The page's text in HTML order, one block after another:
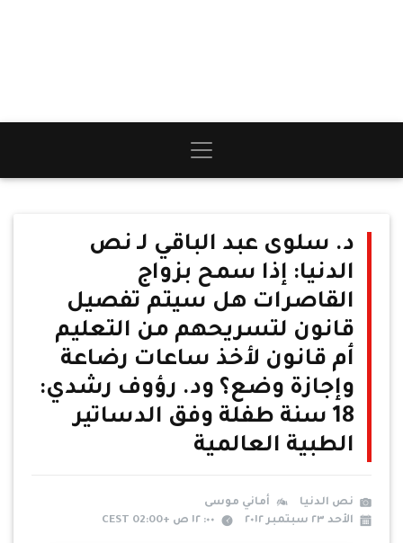
د. سلوى عبد الباقي لـ نص
الدنيا: إذا سمح بزواج
القاصرات هل سيتم تفصيل
قانون لتسريحهم من التعليم
أم قانون لأخذ ساعات رضاعة
وإجازة وضع؟ ود. رؤوف رشدي:
18 سنة طفلة وفق الدساتير
الطبية العالمية
نص الدنيا
أماني موسى
الأحد ٢٣ سبتمبر ٢٠١٢
٠٠: ١٢ ص +02:00 CEST